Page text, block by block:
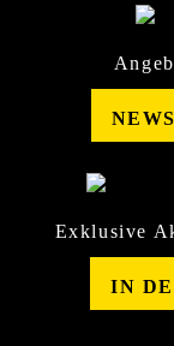
Exklusive
IN